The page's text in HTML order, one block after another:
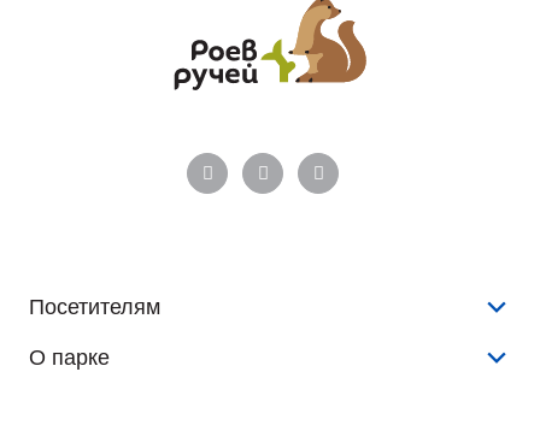
Посетителям
Конкурсы и розыгрыши
О парке